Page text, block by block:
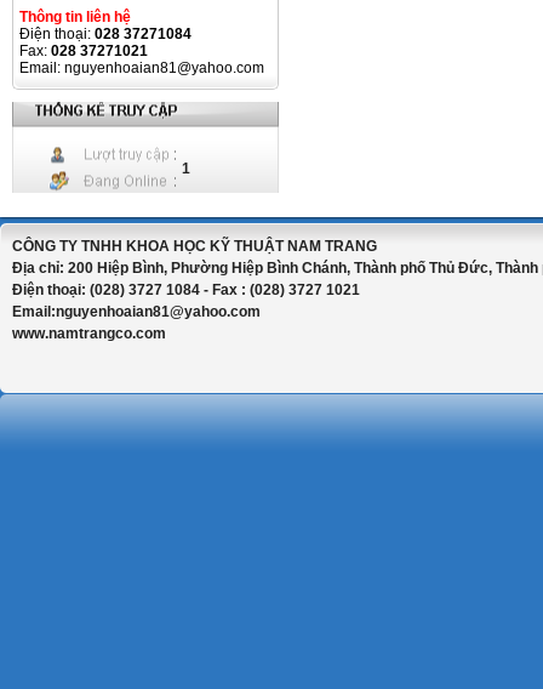
Thông tin liên hệ
Điện thoại: 028 37271084
Fax: 028 37271021
Email: nguyenhoaian81@yahoo.com
1
CÔNG TY TNHH KHOA HỌC KỸ THUẬT NAM TRANG
Địa chỉ: 200 Hiệp Bình, Phường Hiệp Bình Chánh, Thành phố Thủ Đức, Thành
Điện thoại: (028) 3727 1084 - Fax : (028) 3727 1021
Email:nguyenhoaian81@yahoo.com
www.namtrangco.com